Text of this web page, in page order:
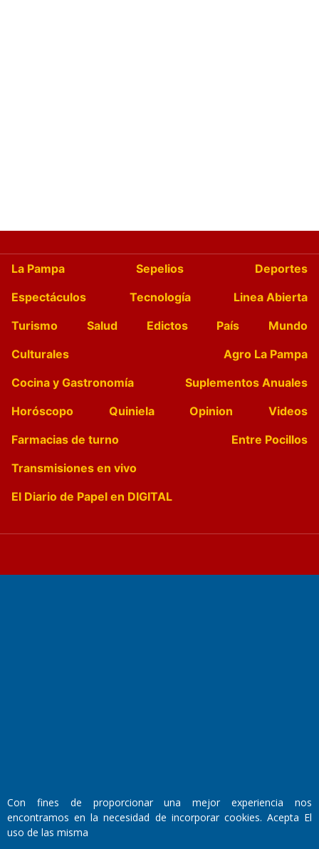
La Pampa Sepelios
Deportes
Espectáculos
Tecnología
Linea Abierta
Turismo
Salud Edictos País
Mundo
Culturales
Agro La Pampa
Cocina y Gastronomía
Suplementos Anuales
Horóscopo
Quiniela Opinion
Videos
Farmacias de turno
Entre Pocillos
Transmisiones en vivo
El Diario de Papel en DIGITAL
Domicilio Legal: José Ingenieros 855,
Con fines de proporcionar una mejor experiencia nos
encontramos en la necesidad de incorporar cookies. Acepta El
uso de las misma